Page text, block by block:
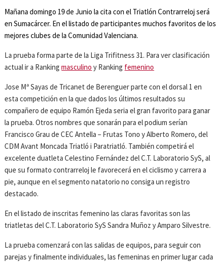
Mañana domingo 19 de Junio la cita con el Triatlón Contrarreloj será
en Sumacárcer. En el listado de participantes muchos favoritos de los
mejores clubes de la Comunidad Valenciana.
La prueba forma parte de la Liga Trifitness 31. Para ver clasificación
actual ir a Rankingmasculino y Ranking femenino
Jose Mª Sayas de Tricanet de Berenguer parte con el dorsal 1 en
esta competición en la que dados los últimos resultados su
compañero de equipo Ramón Ejeda seria el gran favorito para ganar
la prueba. Otros nombres que sonarán para el podium serían
Francisco Grau de CEC Antella – Frutas Tono y Alberto Romero, del
CDM Avant Moncada Triatló i Paratriatló. También competirá el
excelente duatleta Celestino Fernández del C.T. Laboratorio SyS, al
que su formato contrarreloj le favorecerá en el ciclismo y carrera a
pie, aunque en el segmento natatorio no consiga un registro
destacado.
En el listado de inscritas femenino las claras favoritas son las
triatletas del C.T. Laboratorio SyS Sandra Muñoz y Amparo Silvestre.
La prueba comenzará con las salidas de equipos, para seguir con
parejas y finalmente individuales, las femeninas en primer lugar cada